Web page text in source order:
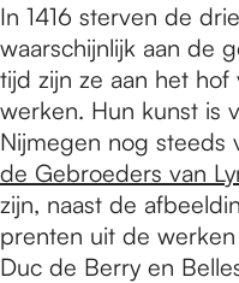
In 1416 sterven de
waarschijnlijk aan de
tijd zijn ze aan het
werken. Hun kunst is
Nijmegen nog steeds
de Gebroeders van
zijn, naast de
prenten uit de
Duc de Berry en